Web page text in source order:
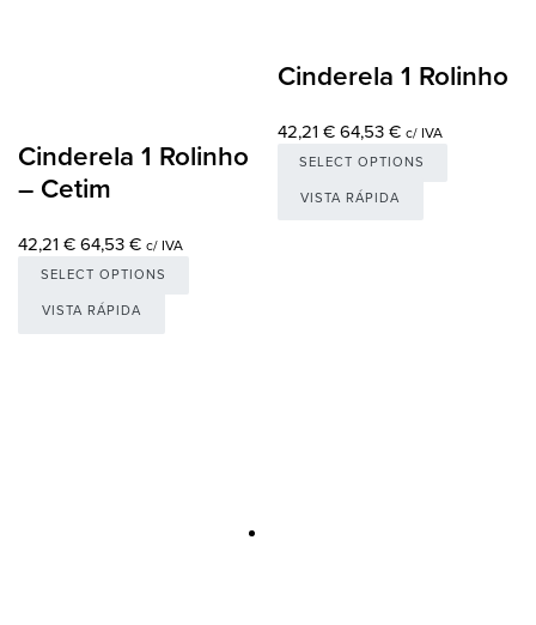
Cinderela 1 Rolinho
– Cetim
42,21 € 64,53 € c/ IVA
SELECT OPTIONS
VISTA RÁPIDA
Cinderela 1 Rolinho
42,21 € 64,53 € c/ IVA
SELECT OPTIONS
VISTA RÁPIDA